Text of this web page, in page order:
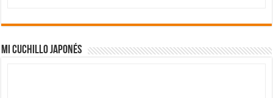
Mi cuchillo japonés